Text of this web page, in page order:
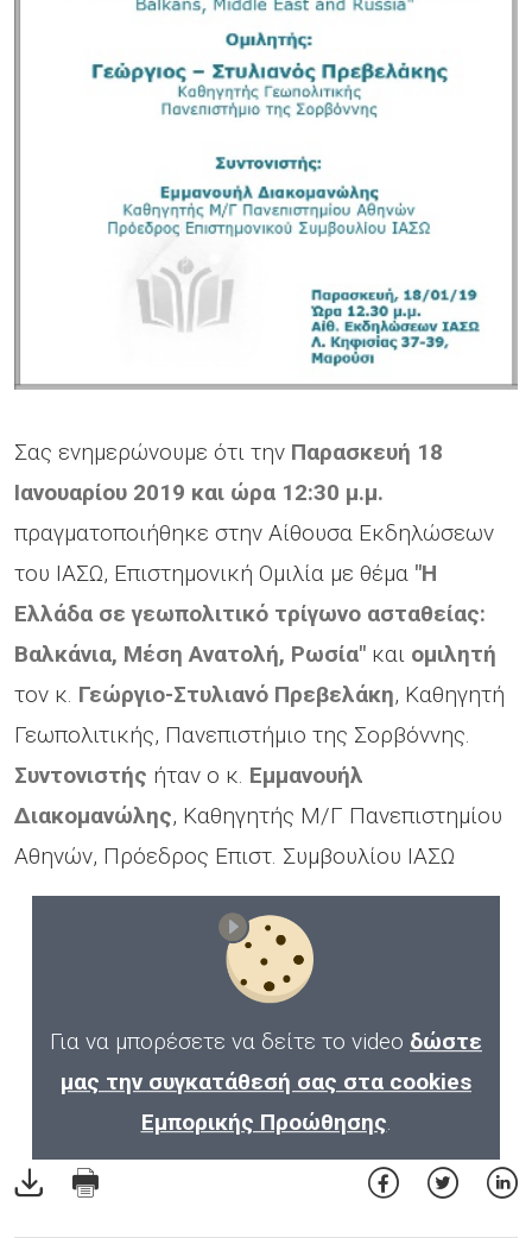
Σας ενημερώνουμε ότι την Παρασκευή 18
Ιανουαρίου 2019 και ώρα 12:30 μ.μ.
πραγματοποιήθηκε στην Αίθουσα Εκδηλώσεων
του ΙΑΣΩ, Επιστημονική Ομιλία με θέμα "Η
Ελλάδα σε γεωπολιτικό τρίγωνο ασταθείας:
Βαλκάνια, Μέση Ανατολή, Ρωσία" και ομιλητή
τον κ. Γεώργιο-Στυλιανό Πρεβελάκη, Καθηγητή
Γεωπολιτικής, Πανεπιστήμιο της Σορβόννης.
Συντονιστής ήταν ο κ. Εμμανουήλ
Διακομανώλης, Καθηγητής Μ/Γ Πανεπιστημίου
Αθηνών, Πρόεδρος Επιστ. Συμβουλίου ΙΑΣΩ
Για να μπορέσετε να δείτε το video δώστε
μας την συγκατάθεσή σας στα cookies
Εμπορικής Προώθησης.